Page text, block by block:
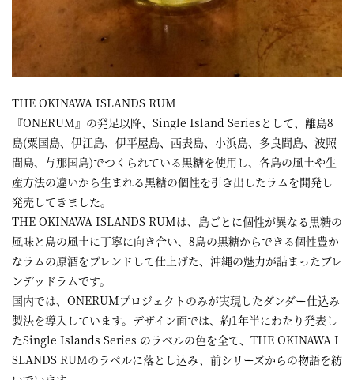
THE OKINAWA ISLANDS RUM
『ONERUM』の発足以降、Single Island Seriesとして、離島8
島(粟国島、伊江島、伊平屋島、西表島、小浜島、多良間島、波照
間島、与那国島)でつくられている黒糖を使用し、各島の風土や生
産方法の違いから生まれる黒糖の個性を引き出したラムを開発し
発売してきました。
THE OKINAWA ISLANDS RUMは、島ごとに個性が異なる黒糖の
風味と島の風土に丁寧に向き合い、8島の黒糖からできる個性豊か
なラムの原酒をブレンドして仕上げた、沖縄の魅力が詰まったブレ
ンデッドラムです。
国内では、ONERUMプロジェクトのみが実現したダンダー仕込み
製法を導入しています。デザイン面では、約1年半にわたり発表し
たSingle Islands Series のラベルの色を全て、THE OKINAWA I
SLANDS RUMのラベルに落とし込み、前シリーズからの物語を紡